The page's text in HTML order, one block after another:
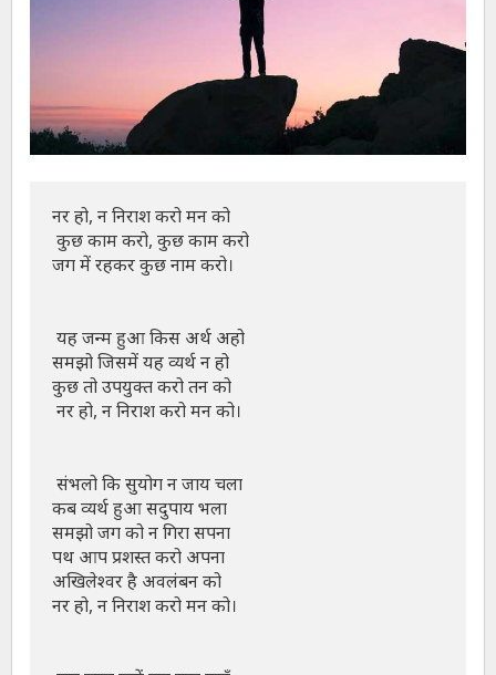
नर हो, न निराश करो मन को
जग में रहकर कुछ नाम करो।
समझो जिसमें यह व्यर्थ न हो
कुछ तो उपयुक्त करो तन को
कब व्यर्थ हुआ सदुपाय भला
समझो जग को न गिरा सपना
पथ आप प्रशस्त करो अपना
अखिलेश्वर है अवलंबन को
नर हो, न निराश करो मन को।